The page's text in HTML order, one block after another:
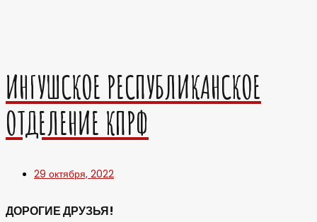
ИНГУШСКОЕ РЕСПУБЛИКАНСКОЕ
ОТДЕЛЕНИЕ КПРФ
29 октября, 2022
ДОРОГИЕ ДРУЗЬЯ!